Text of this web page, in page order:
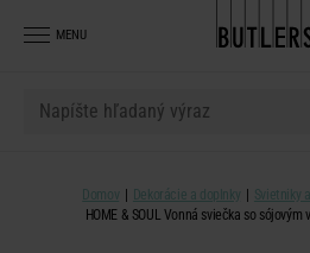
MENU
Domov Dekorácie a doplnky Svietniky
HOME & SOUL Vonná sviečka so sójovým